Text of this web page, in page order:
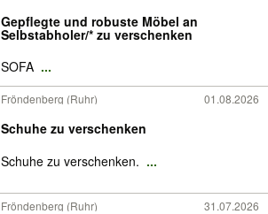
Gepflegte und robuste Möbel an
Selbstabholer/* zu verschenken
SOFA ...
Fröndenberg (Ruhr) 01.08.2026
Schuhe zu verschenken
Schuhe zu verschenken. ...
Fröndenberg (Ruhr) 31.07.2026